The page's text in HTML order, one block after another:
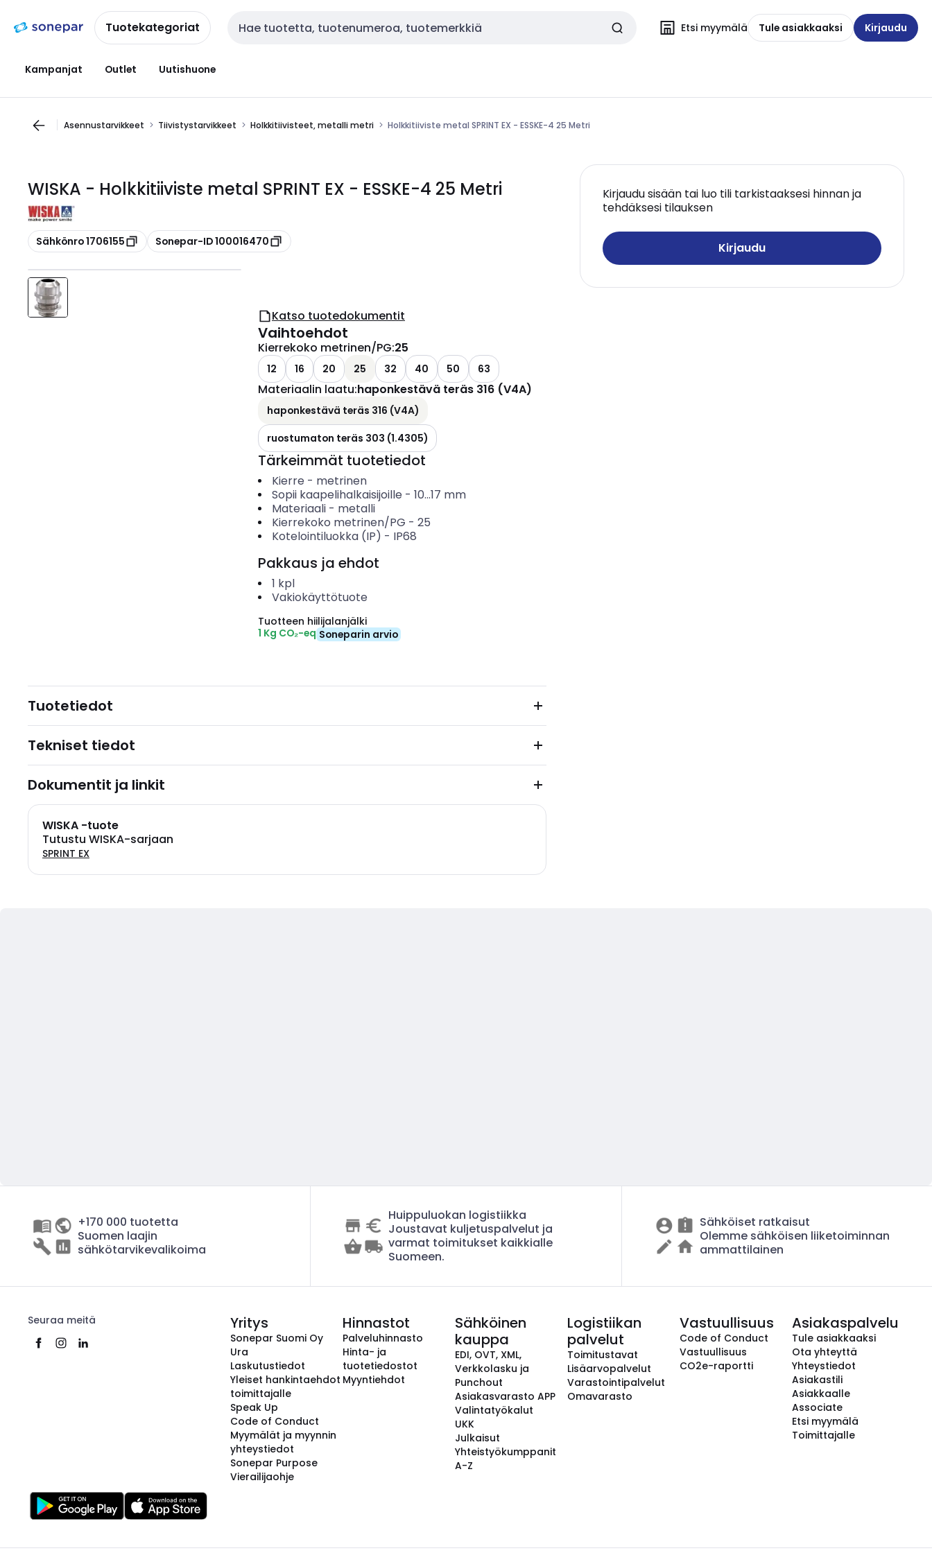
navigointiinsisältöönTuotekategoriat Haku Etsi myymälä Tule asiakkaaksi Kirjaudu
Kampanjat Outlet Uutishuone
Asennustarvikkeet Tiivistystarvikkeet Holkkitiivisteet, metalli metri Holkkitiiviste metal SPRINT EX - ESSKE-4 25 Metri
WISKA - Holkkitiiviste metal SPRINT EX - ESSKE-4 25 Metri
Kopioi
Sähkönro 1706155 Kopioi
Sonepar-ID 100016470
Kirjaudu sisään tai luo tili tarkistaaksesi hinnan ja
tehdäksesi tilauksen
Kirjaudu
Katso tuotedokumentit
Vaihtoehdot
Kierrekoko metrinen/PG:25
12 16 20 25 32 40 50 63
Materiaalin laatu:haponkestävä teräs 316 (V4A)
haponkestävä teräs 316 (V4A)
ruostumaton teräs 303 (1.4305)
Tärkeimmät tuotetiedot
Kierre - metrinen
Sopii kaapelihalkaisijoille - 10...17 mm
Materiaali- metalli
Kierrekoko metrinen/PG - 25
Kotelointiluokka (IP) - IP68
Pakkaus ja ehdot
1 kpl
Vakiokäyttötuote
Tuotteen hiilijalanjälki
1 Kg CO₂-eq Soneparin arvio
Tuotetiedot
Tekniset tiedot
Dokumentit ja linkit
WISKA -tuote
Tutustu WISKA-sarjaan
SPRINT EX
+170 000 tuotetta
Suomen laajin
sähkötarvikevalikoima
Huippuluokan logistiikka
Joustavat kuljetuspalvelut ja
varmat toimitukset kaikkialle
Suomeen.
Sähköiset ratkaisut
Olemme sähköisen liiketoiminnan
ammattilainen
Seuraa meitä Yritys
Sonepar Suomi Oy
Ura
Laskutustiedot
Yleiset hankintaehdot
toimittajalle
Speak Up
Code of Conduct
Myymälät ja myynnin
yhteystiedot
Sonepar Purpose
Vierailijaohje
Hinnastot
Palveluhinnasto
Hinta- ja
tuotetiedostot
Myyntiehdot
Sähköinen
kauppa
EDI, OVT, XML,
Verkkolasku ja
Punchout
Asiakasvarasto APP
Valintatyökalut
UKK
Julkaisut
Yhteistyökumppanit
A-Z
Logistiikan
palvelut
Toimitustavat
Lisäarvopalvelut
Varastointipalvelut
Omavarasto
Vastuullisuus
Code of Conduct
Vastuullisuus
CO2e-raportti
Asiakaspalvelu
Tule asiakkaaksi
Ota yhteyttä
Yhteystiedot
Asiakastili
Asiakkaalle
Associate
Etsi myymälä
Toimittajalle